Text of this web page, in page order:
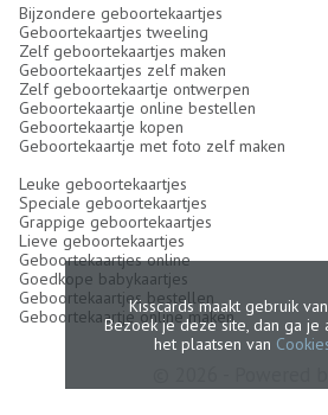
Bijzondere geboortekaartjes
Geboortekaartjes tweeling
Zelf geboortekaartjes maken
Geboortekaartjes zelf maken
Zelf geboortekaartje ontwerpen
Geboortekaartje online bestellen
Geboortekaartje kopen
Geboortekaartje met foto zelf maken
Leuke geboortekaartjes
Speciale geboortekaartjes
Grappige geboortekaartjes
Lieve geboortekaartjes
Geboortekaartjes online
Goedkope babykaartjes
Geboortekaartjes bestellen
Geboortekaartje online maken
Kisscards maakt gebruik
Bezoek je deze site, dan ga je
het plaatsen van